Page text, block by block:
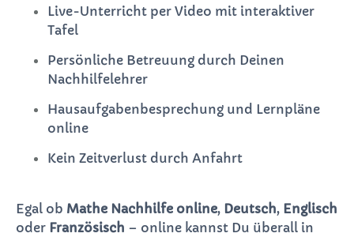
Live-Unterricht per Video mit interaktiver
Tafel
Persönliche Betreuung durch Deinen
Nachhilfelehrer
Hausaufgabenbesprechung und Lernpläne
online
Kein Zeitverlust durch Anfahrt
Egal ob Mathe Nachhilfe online, Deutsch, Englisch
oder Französisch – online kannst Du überall in